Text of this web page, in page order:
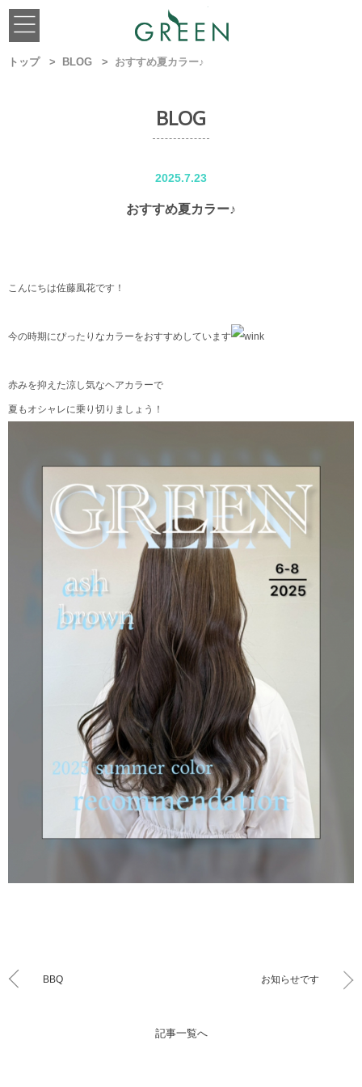
トップ BLOG おすすめ夏カラー♪
BLOG
2025.7.23
おすすめ夏カラー♪
こんにちは佐藤風花です！
今の時期にぴったりなカラーをおすすめしています
赤みを抑えた涼し気なヘアカラーで
夏もオシャレに乗り切りましょう！
BBQ お知らせです
記事一覧へ